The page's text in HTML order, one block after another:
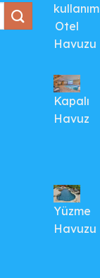
kullanım
Otel
Havuzu
Kapalı
Havuz
Yüzme
Havuzu